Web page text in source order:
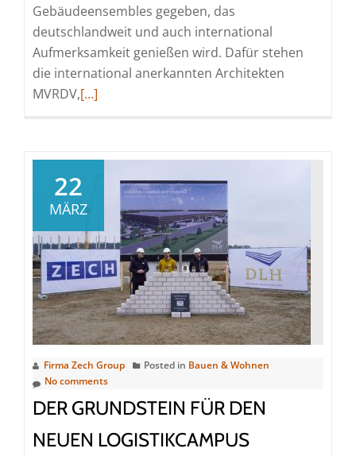
Gebäudeensembles gegeben, das
deutschlandweit und auch international
Aufmerksamkeit genießen wird. Dafür stehen
die international anerkannten Architekten
MVRDV,Read
für
HY_live
EXPO
Campus
in
Hannover
gelegt
[…]
22
MÄRZ
Firma Zech Group Posted in Bauen & Wohnen
No comments
DER GRUNDSTEIN FÜR DEN
NEUEN LOGISTIKCAMPUS